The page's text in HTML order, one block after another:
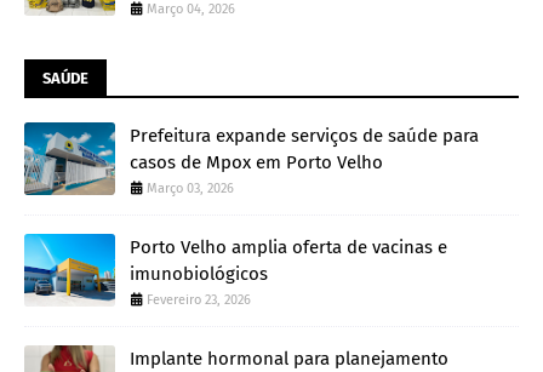
Março 04, 2026
SAÚDE
Prefeitura expande serviços de saúde para
casos de Mpox em Porto Velho
Março 03, 2026
Porto Velho amplia oferta de vacinas e
imunobiológicos
Fevereiro 23, 2026
Implante hormonal para planejamento